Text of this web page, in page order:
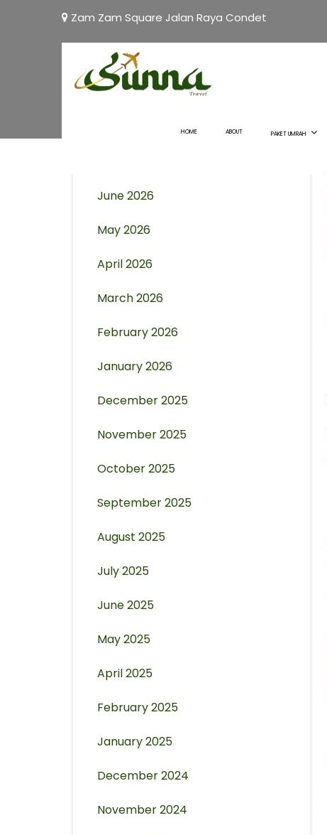
Zam Zam Square Jalan Raya Condet
HOME ABOUT PAKET UMRAH
Archives
June 2026
May 2026
April 2026
March 2026
February 2026
January 2026
December 2025
November 2025
October 2025
September 2025
August 2025
July 2025
June 2025
May 2025
April 2025
February 2025
January 2025
December 2024
November 2024